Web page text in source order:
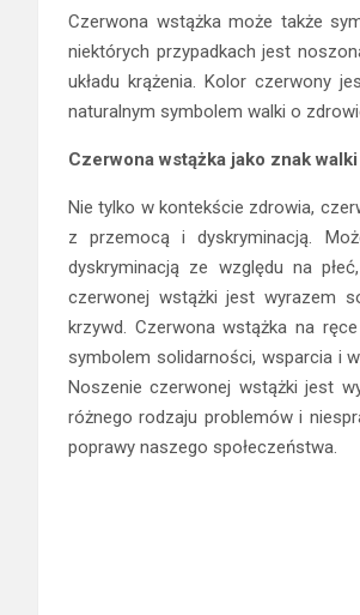
Czerwona wstążka może także
niektórych przypadkach jest
układu krążenia. Kolor czerwony
naturalnym symbolem walki o
Czerwona wstążka jako znak
Nie tylko w kontekście zdrowia,
z przemocą i dyskryminacją.
dyskryminacją ze względu na
czerwonej wstążki jest wyrazem
krzywd. Czerwona wstążka na
symbolem solidarności, wsparcia i
Noszenie czerwonej wstążki jest
różnego rodzaju problemów i
poprawy naszego społeczeństwa.